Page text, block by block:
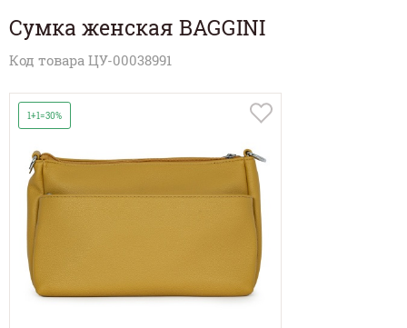
Сумка женская BAGGINI
Код товара ЦУ-00038991
1+1=30%